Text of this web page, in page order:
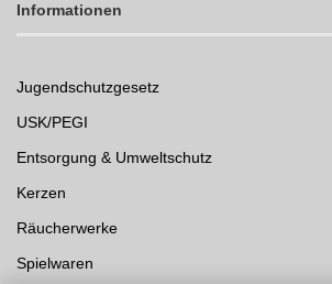
Informationen
Jugendschutzgesetz
USK/PEGI
Entsorgung & Umweltschutz
Kerzen
Räucherwerke
Spielwaren